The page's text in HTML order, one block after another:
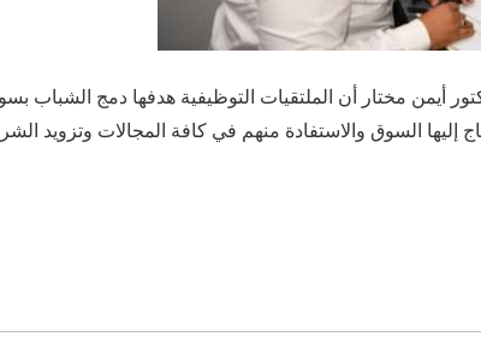
الدكتور أيمن مختار أن الملتقيات التوظيفية هدفها دمج الشباب
السوق والاستفادة منهم في كافة المجالات وتزويد